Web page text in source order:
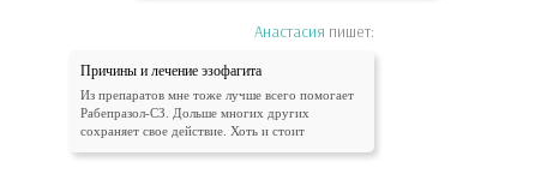
Анастасия пишет:
Причины и лечение эзофагита
Из препаратов мне тоже лучше всего помогает
Рабепразол-СЗ. Дольше многих других
сохраняет свое действие. Хоть и стоит